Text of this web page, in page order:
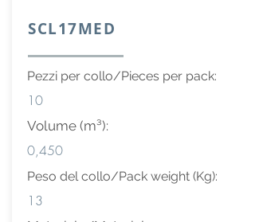
SCL17MED
Pezzi per collo/Pieces per pack:
10
Volume (m³):
0,450
Peso del collo/Pack weight (Kg):
13